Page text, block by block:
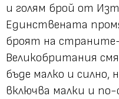
и голям брой от
Единствената
броят на страните-
Великобритания
бъде малко и
включва малки и